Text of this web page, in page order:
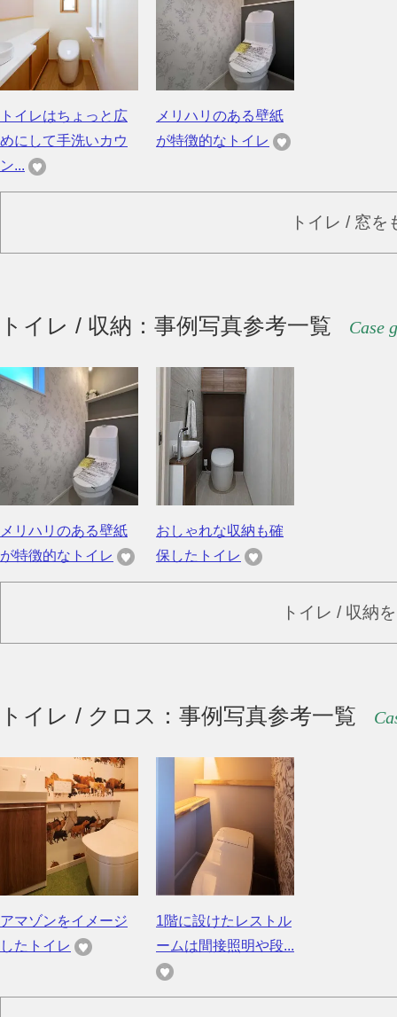
トイレはちょっと広
めにして手洗いカウ
ン...
メリハリのある壁紙
が特徴的なトイレ
トイレ / 窓を
トイレ / 収納：事例写真参考一覧 Case
メリハリのある壁紙
が特徴的なトイレ
おしゃれな収納も確
保したトイレ
トイレ / 収納
トイレ / クロス：事例写真参考一覧
アマゾンをイメージ
したトイレ
1階に設けたレストル
ームは間接照明や段...